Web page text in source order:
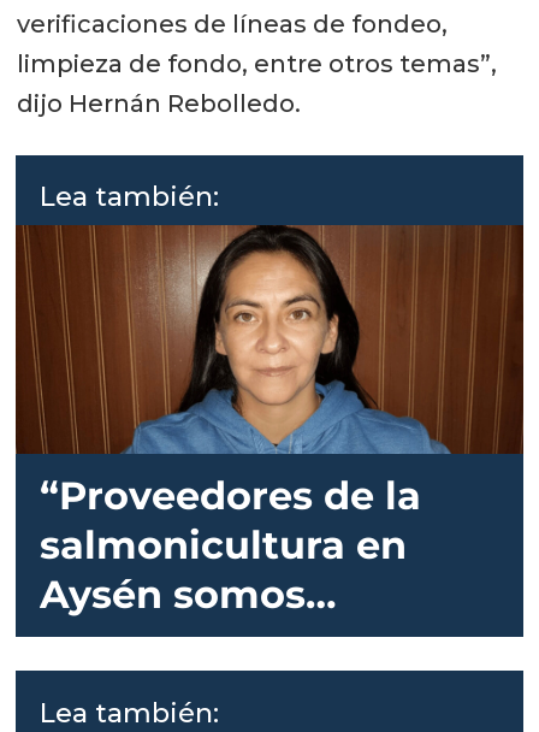
verificaciones de líneas de fondeo,
limpieza de fondo, entre otros temas”,
dijo Hernán Rebolledo.
Lea también:
“Proveedores de la
salmonicultura en
Aysén somos
invitados principales
en licitaciones”
Lea también: